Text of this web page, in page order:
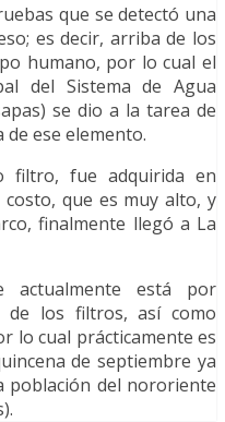
que se detectó una
es decir, arriba de los
humano, por lo cual el
del Sistema de Agua
se dio a la tarea de
ese elemento.
filtro, fue adquirida en
que es muy alto, y
finalmente llegó a La
actualmente está por
de los filtros, así como
lo cual prácticamente es
de septiembre ya
población del nororiente